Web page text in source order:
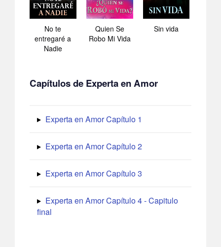
No te
entregaré a
Nadie
Quien Se
Robo Mi Vida
Sin vida
Capítulos de Experta en Amor
Experta en Amor Capítulo 1
Experta en Amor Capítulo 2
Experta en Amor Capítulo 3
Experta en Amor Capítulo 4 - Capitulo
final